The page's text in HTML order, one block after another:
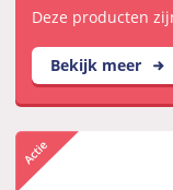
Deze producten
Bekijk meer